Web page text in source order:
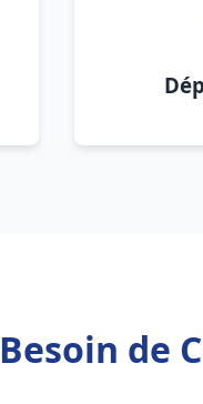
Besoin de